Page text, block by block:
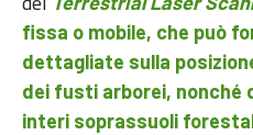
fissa o mobile, che può
dettagliate sulla
dei fusti arborei,
interi soprassuoli